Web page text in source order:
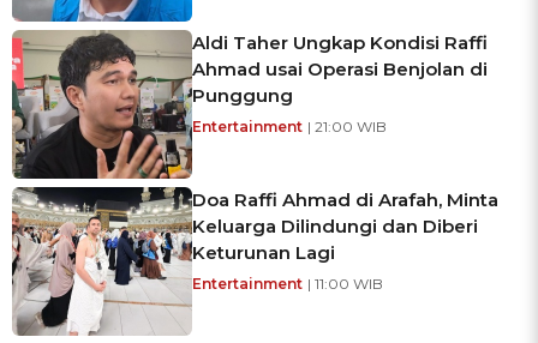
Aldi Taher Ungkap Kondisi Raffi
Ahmad usai Operasi Benjolan di
Punggung
Entertainment | 21:00 WIB
Doa Raffi Ahmad di Arafah, Minta
Keluarga Dilindungi dan Diberi
Keturunan Lagi
Entertainment | 11:00 WIB